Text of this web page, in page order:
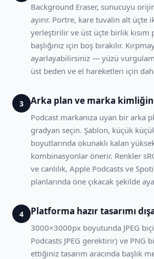
Background Eraser, sunucuyu
ayırır. Portre, kare tuvalin alt üçte
yerleştirilir ve üst üçte birlik kısım
başlığınız için boş bırakılır.
ayarlayabilirsiniz — yüzü
üst beden ve el hareketleri için
3 Arka plan ve marka
Podcast markanıza uyan bir arka
gradyan seçin. Şablon, küçük
boyutlarında okunaklı kalan
kombinasyonlar önerir. Renkler
ve canlılık, Apple Podcasts ve
planlarında öne çıkacak şekilde
4 Platforma hazır tasarımı
3000×3000px boyutunda JPEG
Podcasts JPEG gerektirir) ve PNG
ettiğiniz tasarım aracında başlık